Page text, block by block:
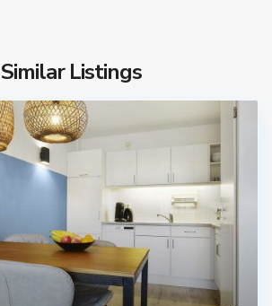
Similar Listings